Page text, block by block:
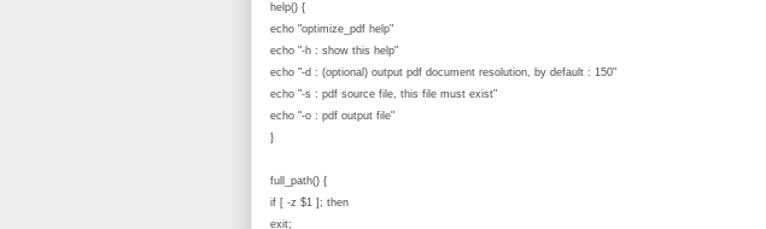
help() {
echo "optimize_pdf help"
echo "-h : show this help"
echo "-d : (optional) output pdf document resolution, by default : 150"
echo "-s : pdf source file, this file must exist"
echo "-o : pdf output file"
}
full_path() {
if [ -z $1 ]; then
exit;